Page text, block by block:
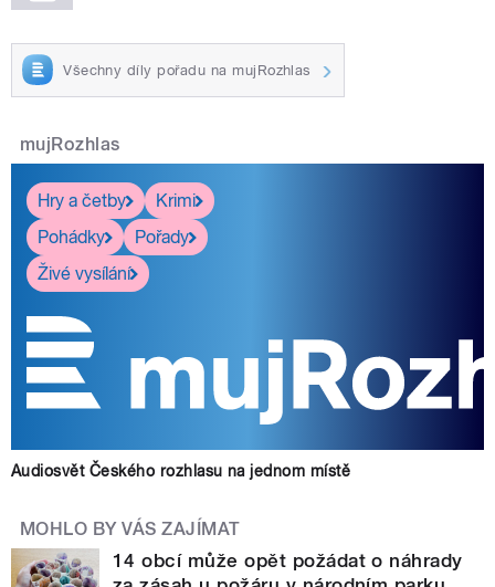
Všechny díly pořadu na mujRozhlas
mujRozhlas
Hry a četby
Krimi
Pohádky
Pořady
Živé vysílání
Audiosvět Českého rozhlasu na jednom místě
MOHLO BY VÁS ZAJÍMAT
14 obcí může opět požádat o náhrady